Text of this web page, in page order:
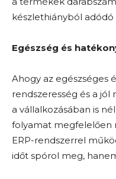
készlethiányból
Egészség és
Ahogy az egészséges
rendszeresség és a
a vállalkozásában is
folyamat megfelelően
ERP-rendszerrel
időt spórol meg,